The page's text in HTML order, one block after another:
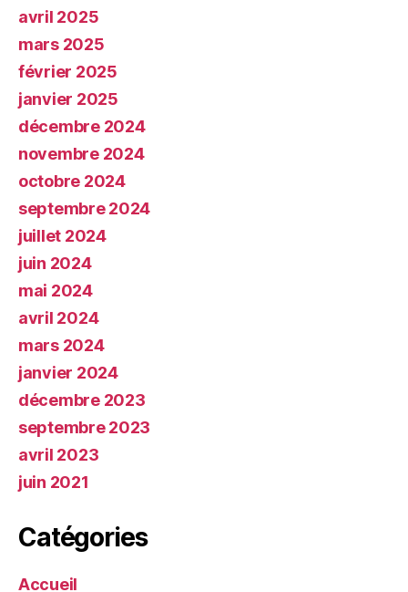
avril 2025
mars 2025
février 2025
janvier 2025
décembre 2024
novembre 2024
octobre 2024
septembre 2024
juillet 2024
juin 2024
mai 2024
avril 2024
mars 2024
janvier 2024
décembre 2023
septembre 2023
avril 2023
juin 2021
Catégories
Accueil